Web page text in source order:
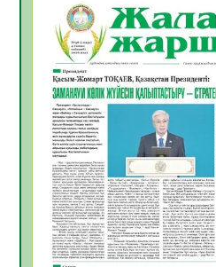
06.08.2026
Инфекциялық
жұмыстарының
06.08.2026
Көкжөтел ауруы
06.08.2026
АПВ вакцинасы туралы
06.08.2026
Open Air: Қызылорда
департаменті 20